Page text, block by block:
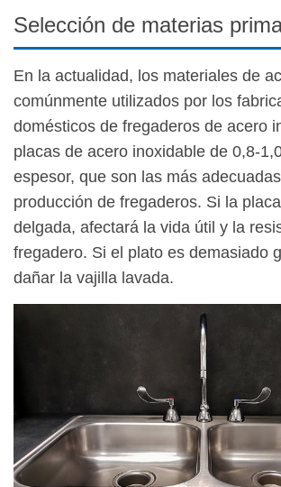
Selección de materias
En la actualidad, los materiales de
comúnmente utilizados por los
domésticos de fregaderos de acero
placas de acero inoxidable de 0,8-
espesor, que son las más
producción de fregaderos. Si la
delgada, afectará la vida útil y la
fregadero. Si el plato es demasiado
dañar la vajilla lavada.